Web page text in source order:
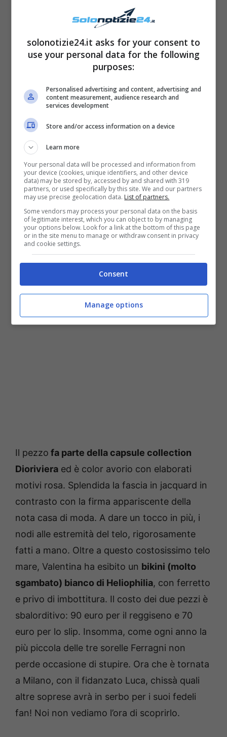
In una foto scattata durante la vacanza in
Liguria, Valentina è stata immortalata intenta
a godersi il sole estivo sdraiata su un telo
mare (formato Christian Dior) del costo di
790 euro!
Il pezzo fa parte della capsule collection
Dioriviera ed è color avorio con elaborati
motivi rosa. Splendida la fascia in jacquard in
contrasto con la firma appariscente della
nota casa di moda. A dare un tocco in più, i
nodi alle estremità del telo, rigorosamente
fatti a mano. Oltre a questo costosissimo telo
mare, Valentina ha esibito un bikini (molto
sgambato) bianco di Heliophilia, con ferretto
e privo di imbottitura. Il costo dei due pezzi è
sbalorditivo: 90 euro per il reggiseno e 70
euro per lo slip. Insomma, come ogni anno la
più piccola delle tre sorelle Ferragni non
perde occasione di stupire. Ora che è tornata
a Milano, con il fidanzato Luca, chissà quali
altre soprese avrà in serbo per i suoi fedeli
fan! Noi non vediamo l’ora di scoprirlo.
solonotizie24.it asks for your consent to
use your personal data for the following
purposes:
Personalised advertising and content, advertising and
content measurement, audience research and
services development
Store and/or access information on a device
Learn more
Your personal data will be processed and information from
your device (cookies, unique identifiers, and other device
data) may be stored by, accessed by and shared with 319
partners, or used specifically by this site. We and our partners
may use precise geolocation data. List of partners.
Some vendors may process your personal data on the basis
of legitimate interest, which you can object to by managing
your options below. Look for a link at the bottom of this page
or in the site menu to manage or withdraw consent in privacy
and cookie settings.
Consent
Manage options